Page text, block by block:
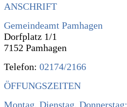
ANSCHRIFT
Gemeindeamt Pamhagen
Dorfplatz 1/1
7152 Pamhagen
Telefon: 02174/2166
ÖFFUNGSZEITEN
Montag, Dienstag, Donnerstag: